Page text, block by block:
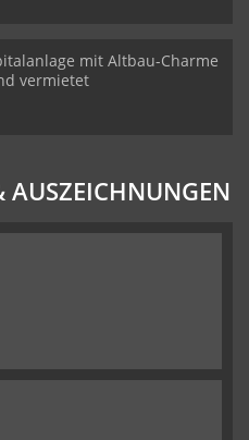
mit Altbau-Charme
vermietet
AUSZEICHNUNGEN